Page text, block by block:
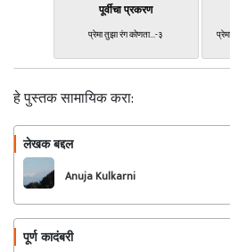
पूर्वीचा प्रकरण
प्रेमा तुझा रंग कोणता...-३
हे पुस्तक सामायिक करा:
लेखक बद्दल
Anuja Kulkarni
पूर्ण कादंबरी